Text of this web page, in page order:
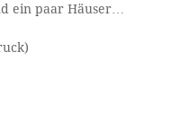
ein paar Häuser…